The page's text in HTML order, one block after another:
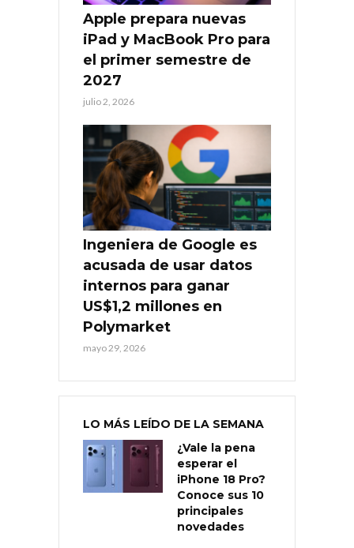
Apple prepara nuevas
iPad y MacBook Pro para
el primer semestre de
2027
julio 2, 2026
Ingeniera de Google es
acusada de usar datos
internos para ganar
US$1,2 millones en
Polymarket
mayo 29, 2026
LO MÁS LEÍDO DE LA SEMANA
¿Vale la pena
esperar el
iPhone 18 Pro?
Conoce sus 10
principales
novedades